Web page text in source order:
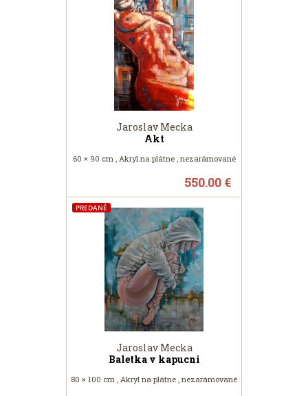
Jaroslav Mecka
Akt
60 × 90 cm , Akryl na plátne , nezarámované
550.00 €
Jaroslav Mecka
Baletka v kapucni
80 × 100 cm , Akryl na plátne , nezarámované
PREDANÉ